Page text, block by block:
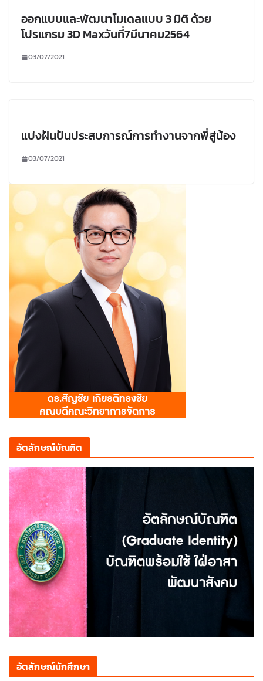
ออกแบบและพัฒนาโมเดลแบบ 3 มิติ ด้วย
โปรแกรม 3D Maxวันที่7มีนาคม2564
03/07/2021
แบ่งฝันปันประสบการณ์การทำงานจากพี่สู่น้อง
03/07/2021
อัตลักษณ์บัณฑิต
อัตลักษณ์นักศึกษา